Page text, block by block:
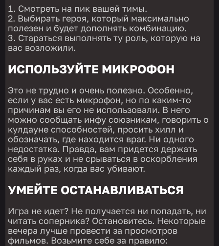
Смотреть на пик вашей тимы.
Выбирать героя, который максимально
полезен и будет дополнять комбинацию.
Стараться выполнять ту роль, которую на
вас возложили.
ИСПОЛЬЗУЙТЕ МИКРОФОН
Это не трудно и очень полезно. Особенно,
если у вас есть микрофон, но по каким-то
причинам вы его не использовали. В него
можно сообщать инфу союзникам, говорить о
кулдауне способностей, просить хилл и
обозначать, где находится враг. Ни одного
недостатка. Правда, вам придется держать
себя в руках и не срываться в оскорбления
каждый раз, когда вас убивают.
УМЕЙТЕ ОСТАНАВЛИВАТЬСЯ
Игра не идет? Не получается ни попадать, ни
читать соперника? Остановитесь. Некоторые
вечера лучше провести за просмотров
фильмов. Возьмите себе за правило: